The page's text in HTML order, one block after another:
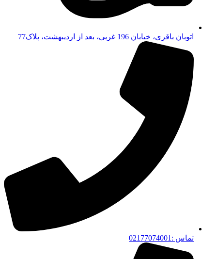
اتوبان باقری، خیابان 196 غربی، بعد از اردیبهشت، پلاک77
تماس :02177074001